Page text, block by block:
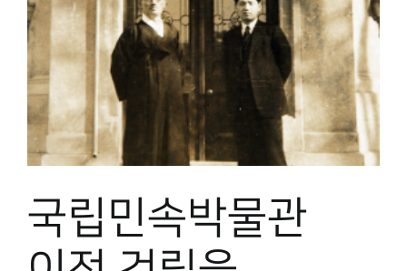
국립민속박물관